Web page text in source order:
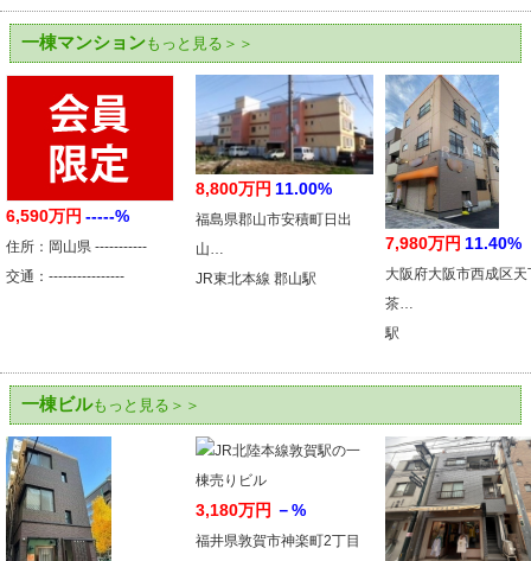
一棟マンションもっと見る＞＞
6,590万円 -----%
住所：岡山県 -----------
交通：----------------
8,800万円 11.00%
福島県郡山市安積町日出
山…
JR東北本線 郡山駅
7,980万円 11.40%
大阪府大阪市西成区天
茶…
駅
一棟ビルもっと見る＞＞
3,180万円 －%
福井県敦賀市神楽町2丁目